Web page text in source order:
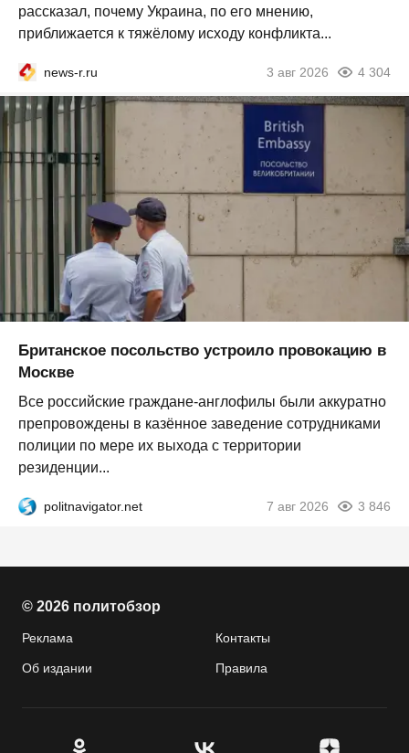
рассказал, почему Украина, по его мнению,
приближается к тяжёлому исходу конфликта...
news-r.ru 3 авг 2026 4 304
Британское посольство устроило провокацию в
Москве
Все российские граждане-англофилы были аккуратно
препровождены в казённое заведение сотрудниками
полиции по мере их выхода с территории
резиденции...
politnavigator.net 7 авг 2026 3 846
© 2026 политобзор
Реклама Контакты
Об издании Правила